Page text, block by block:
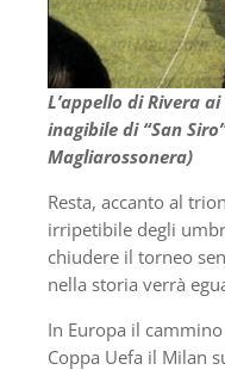
L’appello di Rivera
inagibile di “San
Magliarossonera)
Resta, accanto al
irripetibile degli
chiudere il torneo
nella storia verrà
In Europa il
Coppa Uefa il Milan